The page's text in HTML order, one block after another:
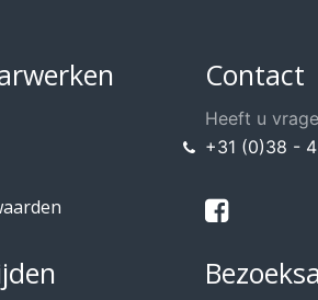
Contact
Heeft u
+31 (0)38 -